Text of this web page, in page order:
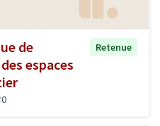
de
espaces
Retenue
0